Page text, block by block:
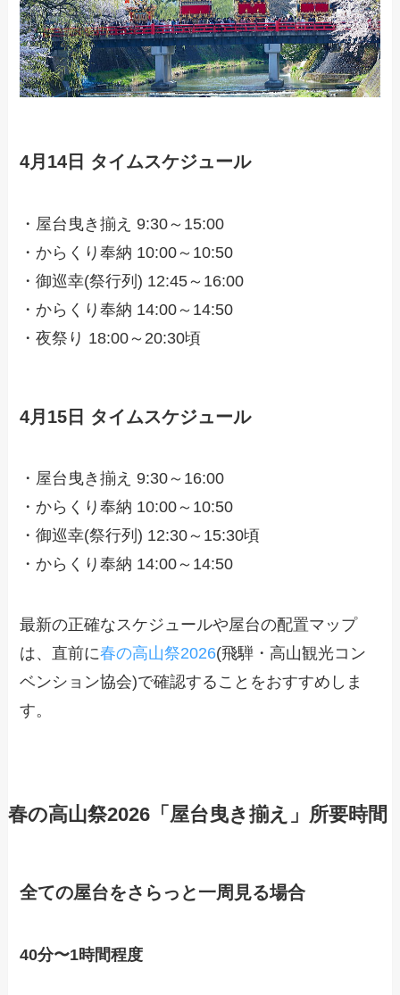
4月14日 タイムスケジュール
・屋台曳き揃え 9:30～15:00
・からくり奉納 10:00～10:50
・御巡幸(祭行列) 12:45～16:00
・からくり奉納 14:00～14:50
・夜祭り 18:00～20:30頃
4月15日 タイムスケジュール
・屋台曳き揃え 9:30～16:00
・からくり奉納 10:00～10:50
・御巡幸(祭行列) 12:30～15:30頃
・からくり奉納 14:00～14:50
最新の正確なスケジュールや屋台の配置マップ
は、直前に春の高山祭2026(飛騨・高山観光コン
ベンション協会)で確認することをおすすめしま
す。
春の高山祭2026「屋台曳き揃え」所要時間
全ての屋台をさらっと一周見る場合
40分〜1時間程度